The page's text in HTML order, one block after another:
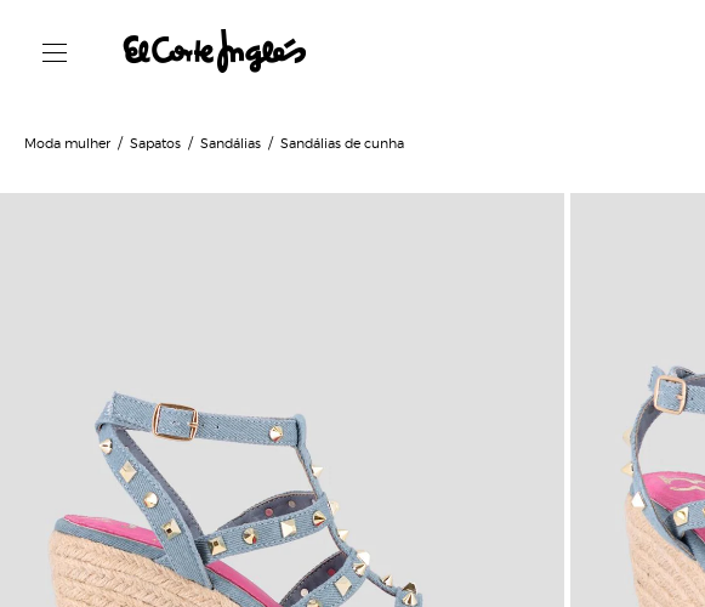
Moda mulher Sapatos Sandálias Sandálias de cunha